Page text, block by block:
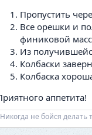
Пропустить
Все орешки и
финиковой
Из
Колбаски
Колбаска
аппетита!
не бойся